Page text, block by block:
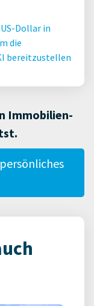
Dollar in
die
bereitzustellen
Immobilien-